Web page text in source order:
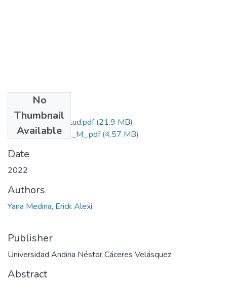
No
Thumbnail
Available
Grado de Similitud.pdf(21.9 MB)
T036_70080072_M_.pdf(4.57 MB)
Date
2022
Authors
Yana Medina, Erick Alexi
Publisher
Universidad Andina Néstor Cáceres Velásquez
Abstract